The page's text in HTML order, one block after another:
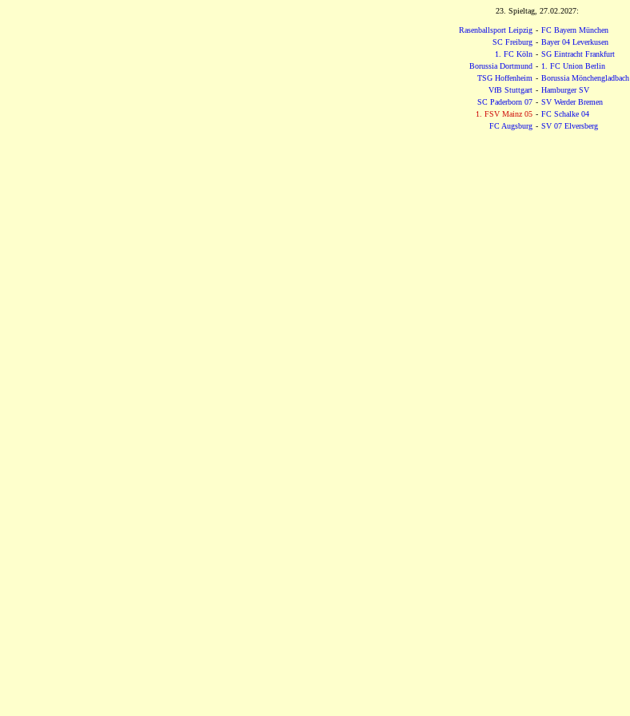
23. Spieltag, 27.02.2027:
Rasenballsport Leipzig - FC Bayern München
SC Freiburg - Bayer 04 Leverkusen
1. FC Köln - SG Eintracht Frankfurt
Borussia Dortmund - 1. FC Union Berlin
TSG Hoffenheim - Borussia Mönchengladbach
VfB Stuttgart - Hamburger SV
SC Paderborn 07 - SV Werder Bremen
1. FSV Mainz 05 - FC Schalke 04
FC Augsburg - SV 07 Elversberg